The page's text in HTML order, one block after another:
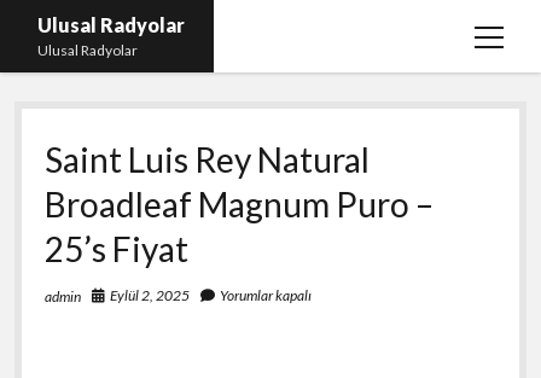
Ulusal Radyolar
Ulusal Radyolar
menüyü
Ana Başlık: Discord Instagram Botu
Instagram Beğeni Kazanma Ücretsiz
Liste
Sayfa Listesi
Spotify Dinlenme Atma Parasız
Saint Luis Rey Natural
Broadleaf Magnum Puro –
25’s Fiyat
admin Eylül 2, 2025 Yorumlar kapalı